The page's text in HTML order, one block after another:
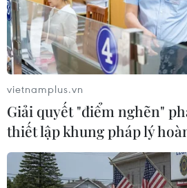
#cá heo #đảo Cái Chiên
Theo dõi VietnamPlus
vietnamplus.vn
Giải quyết "điểm nghẽn"
thiết lập khung pháp lý